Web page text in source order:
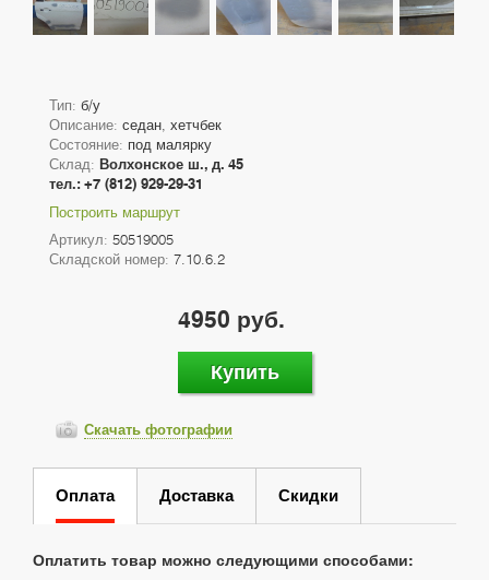
Тип: б/у
Описание: седан, хетчбек
Состояние: под малярку
Склад: Волхонское ш., д. 45
тел.: +7 (812) 929-29-31
Построить маршрут
Артикул: 50519005
Складской номер: 7.10.6.2
4950 руб.
Купить
Скачать фотографии
Оплата Доставка Скидки
Оплатить товар можно следующими способами: